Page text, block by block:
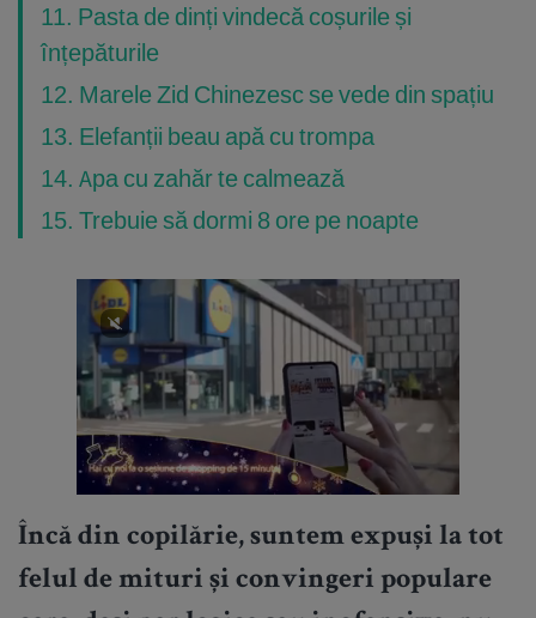
11. Pasta de dinți vindecă coșurile și
înțepăturile
12. Marele Zid Chinezesc se vede din spațiu
13. Elefanții beau apă cu trompa
14. Apa cu zahăr te calmează
15. Trebuie să dormi 8 ore pe noapte
Încă din copilărie, suntem expuși la tot
felul de mituri și convingeri populare